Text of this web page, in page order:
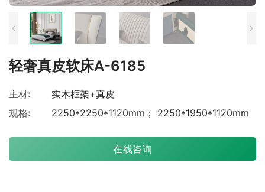
轻奢真皮软床A-6185
主材:
实木框架+真皮
规格:
2250*2250*1120mm； 2250*1950*1120mm
在线咨询